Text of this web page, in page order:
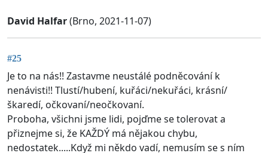
David Halfar(Brno, 2021-11-07)
#25
Je to na nás!! Zastavme neustálé podněcování k
nenávisti!! Tlustí/hubení, kuřáci/nekuřáci, krásní/
škaredí, očkovaní/neočkovaní.
Proboha, všichni jsme lidi, pojďme se tolerovat a
přiznejme si, že KAŽDÝ má nějakou chybu,
nedostatek.....Když mi někdo vadí, nemusím se s ním